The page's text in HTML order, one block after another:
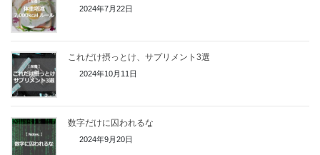
2024年7月22日
これだけ摂っとけ、サプリメント3選
2024年10月11日
数字だけに囚われるな
2024年9月20日